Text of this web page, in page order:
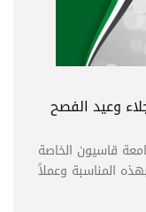
وعيد الفصح
قاسيون الخاصة
المناسبة وعملاً